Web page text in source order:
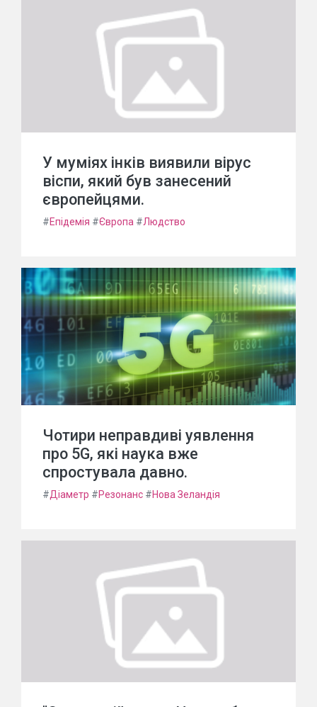
У муміях інків виявили вірус
віспи, який був занесений
європейцями.
#Епідемія #Європа #Людство
Чотири неправдиві уявлення
про 5G, які наука вже
спростувала давно.
#Діаметр #Резонанс #Нова Зеландія